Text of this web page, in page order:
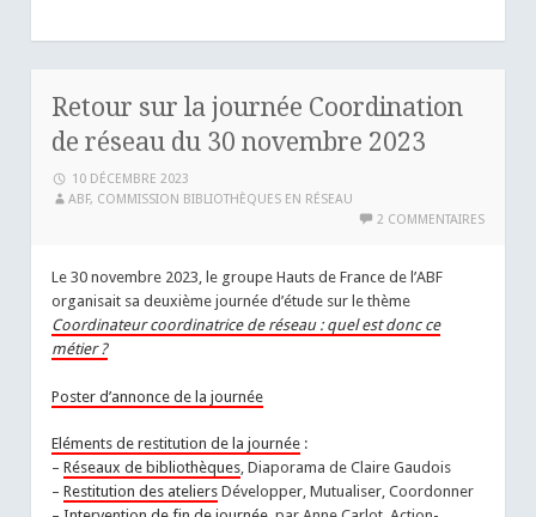
Retour sur la journée Coordination
de réseau du 30 novembre 2023
10 DÉCEMBRE 2023
ABF, COMMISSION BIBLIOTHÈQUES EN RÉSEAU
2 COMMENTAIRES
Le 30 novembre 2023, le groupe Hauts de France de l’ABF
organisait sa deuxième journée d’étude sur le thème
Coordinateur coordinatrice de réseau : quel est donc ce
métier ?
Poster d’annonce de la journée
Eléments de restitution de la journée :
–Réseaux de bibliothèques, Diaporama de Claire Gaudois
–Restitution des ateliers Développer, Mutualiser, Coordonner